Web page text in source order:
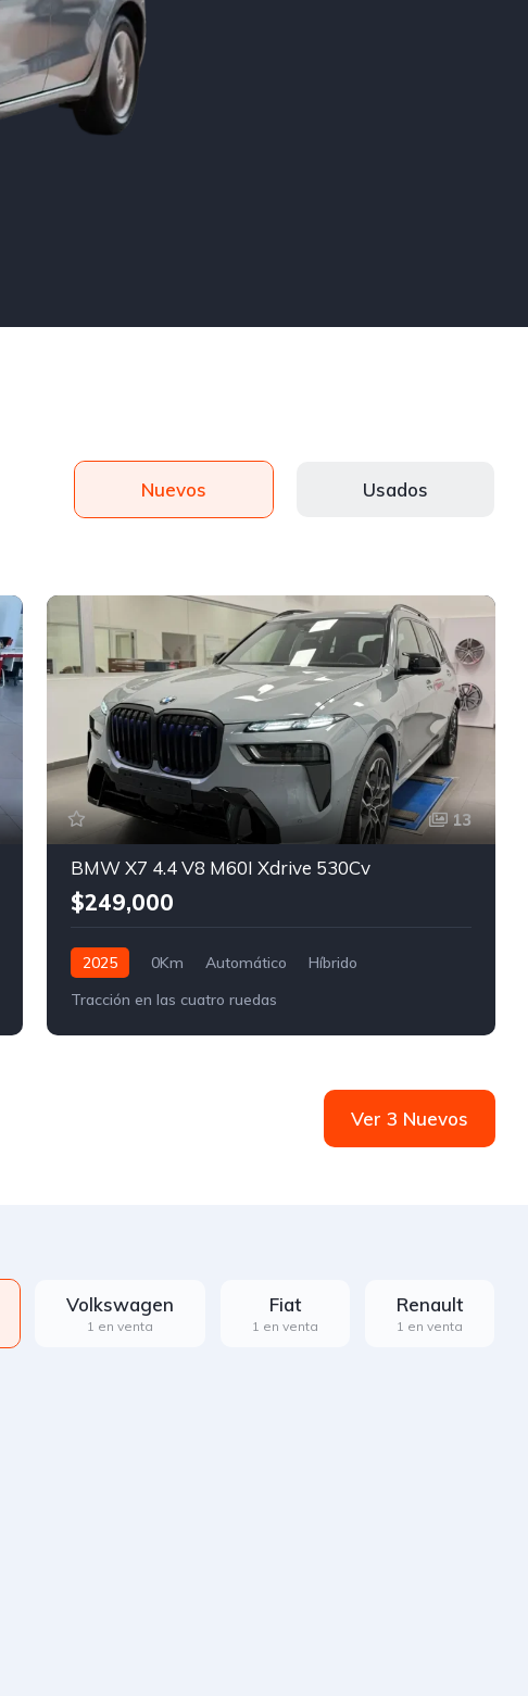
Nuevos Usados
13
BMW X7 4.4 V8 M60I Xdrive 530Cv
$249,000
2025 0Km Automático
Híbrido
Tracción en las cuatro ruedas
Ver 3 Nuevos
Volkswagen
1 en venta
Fiat
1 en venta
Renault
1 en venta